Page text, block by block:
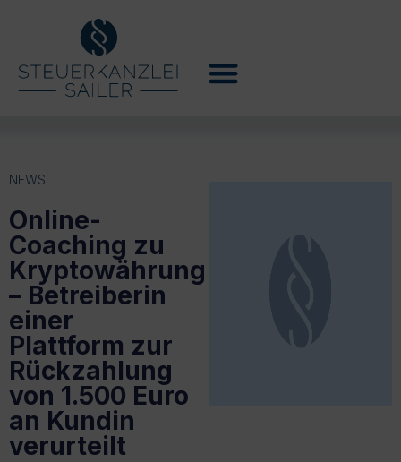
NEWS
Online-
Coaching zu
Kryptowährung
– Betreiberin
einer
Plattform zur
Rückzahlung
von 1.500 Euro
an Kundin
verurteilt